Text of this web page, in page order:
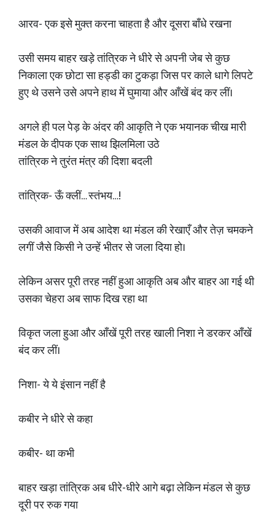
आरव- एक इसे मुक्त करना चाहता है और दूसरा बाँधे रखना
उसी समय बाहर खड़े तांत्रिक ने धीरे से अपनी जेब से कुछ
निकाला एक छोटा सा हड्डी का टुकड़ा जिस पर काले धागे लिपटे
हुए थे उसने उसे अपने हाथ में घुमाया और आँखें बंद कर लीं।
अगले ही पल पेड़ के अंदर की आकृति ने एक भयानक चीख मारी
मंडल के दीपक एक साथ झिलमिला उठे
तांत्रिक ने तुरंत मंत्र की दिशा बदली
तांत्रिक- ऊँ क्लीं… स्तंभय…!
उसकी आवाज में अब आदेश था मंडल की रेखाएँ और तेज़ चमकने
लगीं जैसे किसी ने उन्हें भीतर से जला दिया हो।
लेकिन असर पूरी तरह नहीं हुआ आकृति अब और बाहर आ गई थी
उसका चेहरा अब साफ दिख रहा था
विकृत जला हुआ और आँखें पूरी तरह खाली निशा ने डरकर आँखें
बंद कर लीं।
निशा- ये ये इंसान नहीं है
कबीर ने धीरे से कहा
कबीर- था कभी
बाहर खड़ा तांत्रिक अब धीरे-धीरे आगे बढ़ा लेकिन मंडल से कुछ
दूरी पर रुक गया